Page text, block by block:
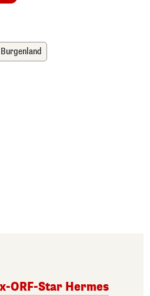
Burgenland
ORF-Star Hermes